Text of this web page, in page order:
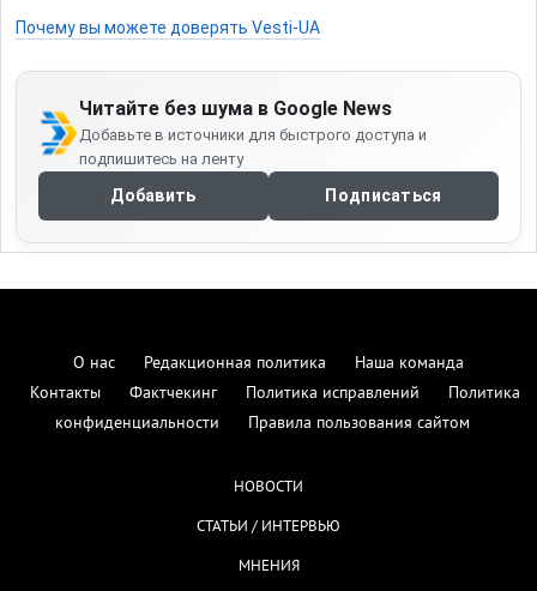
Почему вы можете доверять Vesti-UA
Читайте без шума в Google News
Добавьте в источники для быстрого доступа и
подпишитесь на ленту
Добавить Подписаться
О нас Редакционная политика
Наша команда
Контакты
Фактчекинг Политика исправлений
Политика
конфиденциальности
Правила пользования сайтом
НОВОСТИ
СТАТЬИ / ИНТЕРВЬЮ
МНЕНИЯ